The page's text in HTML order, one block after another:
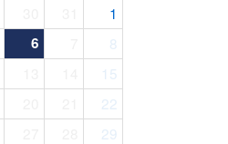
1
6
8
15
22
29